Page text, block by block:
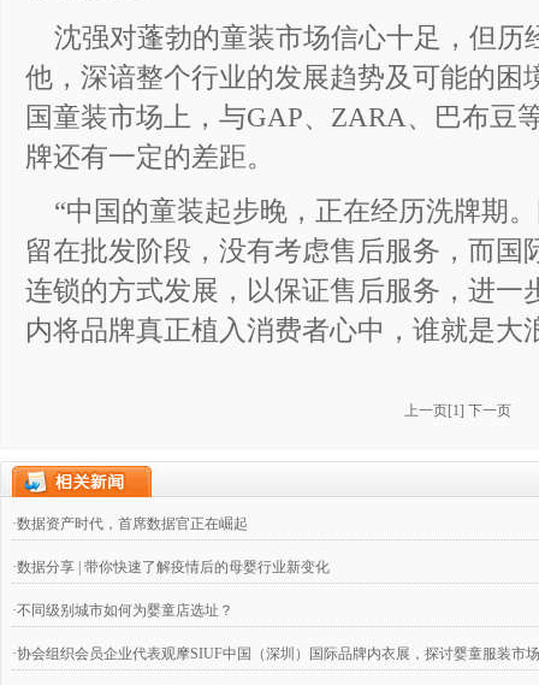
沈强对蓬勃的童装市场信心十足，但历
他，深谙整个行业的发展趋势及可能的困
国童装市场上，与GAP、ZARA、巴布豆
牌还有一定的差距。
“中国的童装起步晚，正在经历洗牌期
留在批发阶段，没有考虑售后服务，而国
连锁的方式发展，以保证售后服务，进一
内将品牌真正植入消费者心中，谁就是大
上一页[1]下一页
·数据资产时代，首席数据官正在崛起
·数据分享 | 带你快速了解疫情后的母婴行业新变化
·不同级别城市如何为婴童店选址？
·协会组织会员企业代表观摩SIUF中国（深圳）国际品牌内衣展，探讨婴童服装市